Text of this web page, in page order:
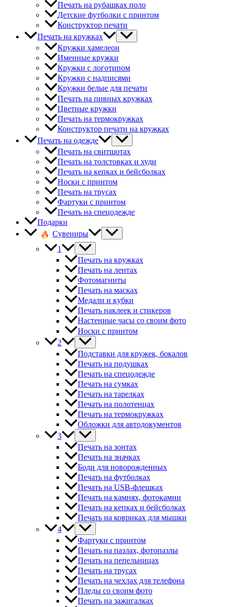
Печать на рубашках поло
Детские футболки с принтом
Конструктор печати
Печать на кружках
Кружки хамелеон
Именные кружки
Кружки с логотипом
Кружки с надписями
Кружки белые для печати
Печать на пивных кружках
Цветные кружки
Печать на термокружках
Конструктор печати на кружках
Печать на одежде
Печать на свитшотах
Печать на толстовках и худи
Печать на кепках и бейсболках
Носки с принтом
Печать на трусах
Фартуки с принтом
Печать на спецодежде
Подарки
Сувениры
1
Печать на кружках
Печать на лентах
Фотомагниты
Печать на масках
Медали и кубки
Печать наклеек и стикеров
Настенные часы со своим фото
Носки с принтом
2
Подставки для кружек, бокалов
Печать на подушках
Печать на спецодежде
Печать на сумках
Печать на тарелках
Печать на полотенцах
Печать на термокружках
Обложки для автодокументов
3
Печать на зонтах
Печать на значках
Боди для новорожденных
Печать на футболках
Печать на USB-флешках
Печать на камнях, фотокамни
Печать на кепках и бейсболках
Печать на ковриках для мышки
4
Фартуки с принтом
Печать на пазлах, фотопазлы
Печать на пепельницах
Печать на трусах
Печать на чехлах для телефона
Пледы со своим фото
Печать на зажигалках